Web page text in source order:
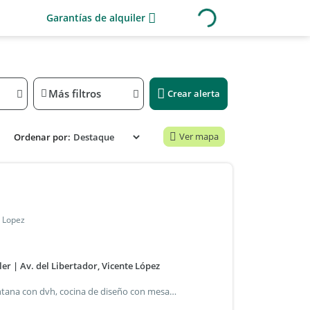
Garantías de alquiler
Más filtros Crear alerta
Ordenar por: Ver mapa
| Av. del Libertador, Vicente López
Reciclado a nuevo con terminaciones premium. Doble ventana con dvh, cocina de diseño con mesada purastone taj mahal y muebles a medida; baño en microcemento con mampara de vidrio templado; pisos de madera pulidos e hidrolaqueados, aire acondicionado en todos los ambientes y amplia terraza de uso común con vista al río.